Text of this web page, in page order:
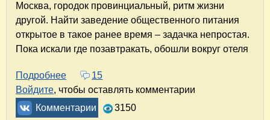
Москва, городок провинциальный, ритм жизни
другой. Найти заведение общественного питания
открытое в такое ранее время – задачка непростая.
Пока искали где позавтракать, обошли вокруг отеля
Подробнее о Гостевой дом "Луидор" в Твери. Отзыв
15
Войдите, чтобы оставлять комментарии
Комментарии
3150